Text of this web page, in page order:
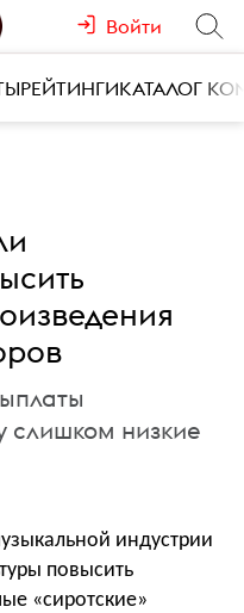
Войти
РЕЙТИНГИКАТАЛОГ
слишком низкие
индустрии
повысить
«сиротские»